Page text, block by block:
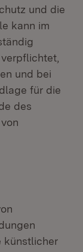
und die
kann im
und bei
für die
des
künstlicher